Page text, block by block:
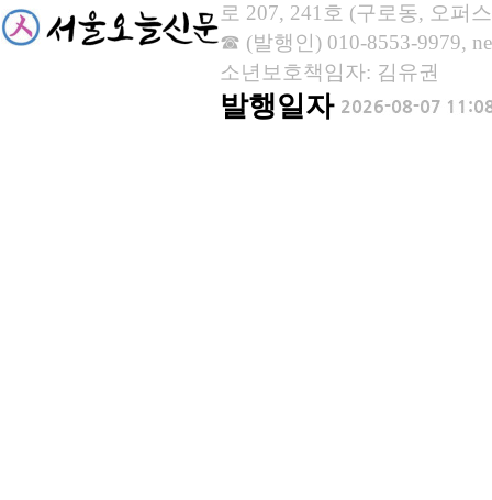
로 207, 241호 (구로동, 오퍼
☎ (발행인) 010-8553-9979,
소년보호책임자: 김유권
발행일자